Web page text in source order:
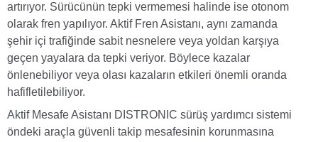
artırıyor. Sürücünün tepki vermemesi halinde ise otonom
olarak fren yapılıyor. Aktif Fren Asistanı, aynı zamanda
şehir içi trafiğinde sabit nesnelere veya yoldan karşıya
geçen yayalara da tepki veriyor. Böylece kazalar
önlenebiliyor veya olası kazaların etkileri önemli oranda
hafifletilebiliyor.
Aktif Mesafe Asistanı DISTRONIC sürüş yardımcı sistemi
öndeki araçla güvenli takip mesafesinin korunmasına